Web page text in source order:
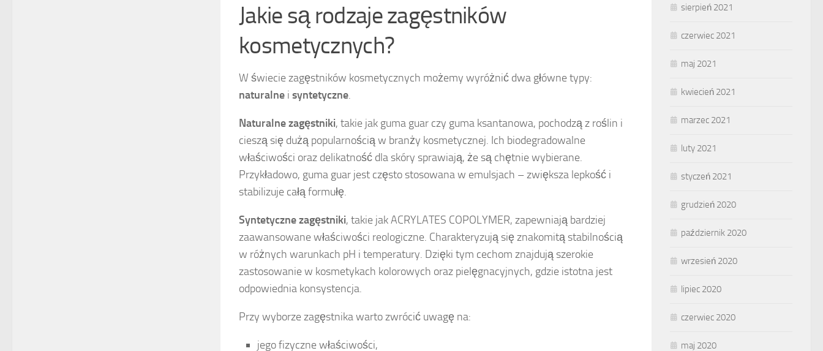
Jakie są rodzaje zagęstników
kosmetycznych?
W świecie zagęstników kosmetycznych możemy wyróżnić dwa główne typy:
naturalne i syntetyczne.
Naturalne zagęstniki, takie jak guma guar czy guma ksantanowa, pochodzą z roślin i
cieszą się dużą popularnością w branży kosmetycznej. Ich biodegradowalne
właściwości oraz delikatność dla skóry sprawiają, że są chętnie wybierane.
Przykładowo, guma guar jest często stosowana w emulsjach – zwiększa lepkość i
stabilizuje całą formułę.
Syntetyczne zagęstniki, takie jak ACRYLATES COPOLYMER, zapewniają bardziej
zaawansowane właściwości reologiczne. Charakteryzują się znakomitą stabilnością
w różnych warunkach pH i temperatury. Dzięki tym cechom znajdują szerokie
zastosowanie w kosmetykach kolorowych oraz pielęgnacyjnych, gdzie istotna jest
odpowiednia konsystencja.
Przy wyborze zagęstnika warto zwrócić uwagę na:
jego fizyczne właściwości,
sierpień 2021
czerwiec 2021
maj 2021
kwiecień 2021
marzec 2021
luty 2021
styczeń 2021
grudzień 2020
październik 2020
wrzesień 2020
lipiec 2020
czerwiec 2020
maj 2020